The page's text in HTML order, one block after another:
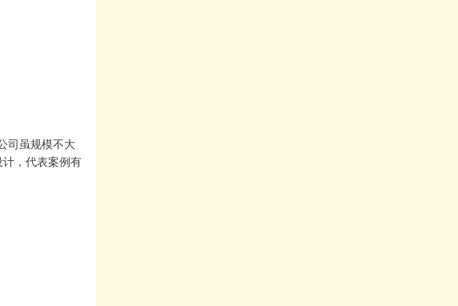
司虽规模不大
，代表案例有